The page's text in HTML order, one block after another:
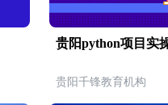
贵阳python项目实
贵阳千锋教育机构